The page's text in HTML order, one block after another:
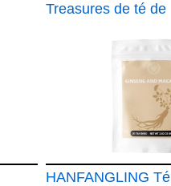
Treasures de té de
HANFANGLING Té